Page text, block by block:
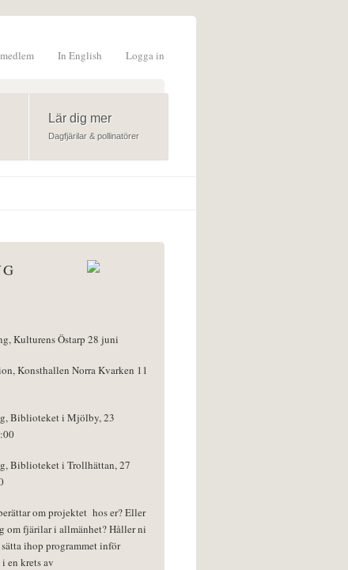
Logga in
In English
Lär dig mer
Dagfjärilar & pollinatörer
Kulturens Östarp 28 juni
Konsthallen Norra Kvarken 11
Biblioteket i Mjölby, 23
Biblioteket i Trollhättan, 27
om projektet hos er? Eller
om fjärilar i allmänhet? Håller ni
ihop programmet inför
en krets av